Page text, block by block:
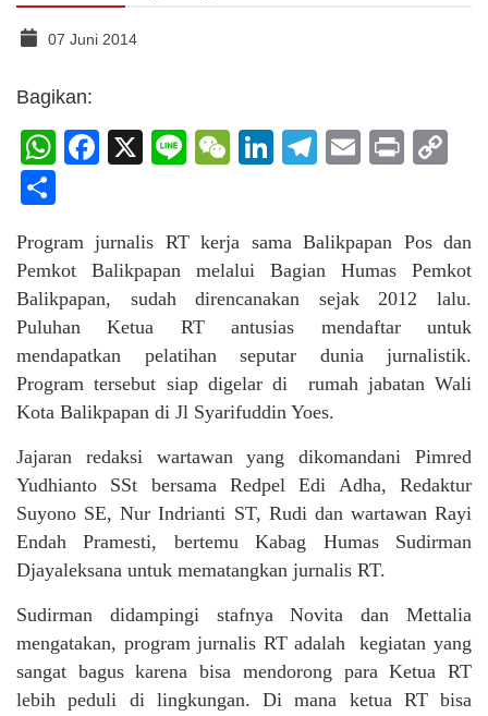
07 Juni 2014
Bagikan:
WhatsApp
Facebook
X LineWeChat
LinkedIn
Telegram
Email
Print
Program jurnalis RT kerja sama Balikpapan Pos dan
Pemkot Balikpapan melalui Bagian Humas Pemkot
Balikpapan, sudah direncanakan sejak 2012 lalu.
Puluhan Ketua RT antusias mendaftar untuk
mendapatkan pelatihan seputar dunia jurnalistik.
Program tersebut siap digelar di rumah jabatan Wali
Kota Balikpapan di Jl Syarifuddin Yoes.
Jajaran redaksi wartawan yang dikomandani Pimred
Yudhianto SSt bersama Redpel Edi Adha, Redaktur
Suyono SE, Nur Indrianti ST, Rudi dan wartawan Rayi
Endah Pramesti, bertemu Kabag Humas Sudirman
Djayaleksana untuk mematangkan jurnalis RT.
Sudirman didampingi stafnya Novita dan Mettalia
mengatakan, program jurnalis RT adalah kegiatan yang
sangat bagus karena bisa mendorong para Ketua RT
lebih peduli di lingkungan. Di mana ketua RT bisa